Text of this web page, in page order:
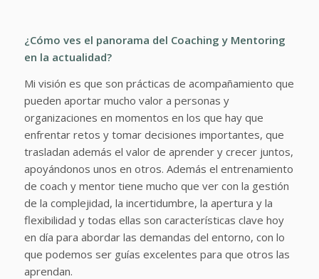
¿Cómo ves el panorama del Coaching y Mentoring
en la actualidad?
Mi visión es que son prácticas de acompañamiento que
pueden aportar mucho valor a personas y
organizaciones en momentos en los que hay que
enfrentar retos y tomar decisiones importantes, que
trasladan además el valor de aprender y crecer juntos,
apoyándonos unos en otros. Además el entrenamiento
de coach y mentor tiene mucho que ver con la gestión
de la complejidad, la incertidumbre, la apertura y la
flexibilidad y todas ellas son características clave hoy
en día para abordar las demandas del entorno, con lo
que podemos ser guías excelentes para que otros las
aprendan.